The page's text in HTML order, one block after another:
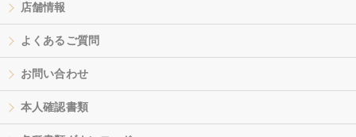
店舗情報
よくあるご質問
お問い合わせ
本人確認書類